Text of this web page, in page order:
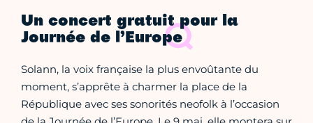
Un concert gratuit pour la
Journée de l’Europe
Solann, la voix française la plus envoûtante du
moment, s’apprête à charmer la place de la
République avec ses sonorités neofolk à l’occasion